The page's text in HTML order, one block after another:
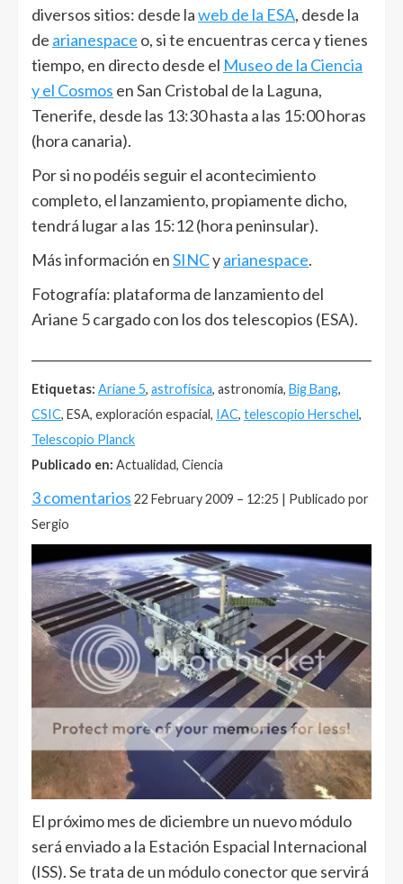
diversos sitios: desde laweb de la ESA, desde la
de arianespace o, si te encuentras cerca y tienes
tiempo, en directo desde el Museo de la Ciencia
y el Cosmos en San Cristobal de la Laguna,
Tenerife, desde las 13:30 hasta a las 15:00 horas
(hora canaria).
Por si no podéis seguir el acontecimiento
completo, el lanzamiento, propiamente dicho,
tendrá lugar a las 15:12 (hora peninsular).
Más información enSINCyarianespace.
Fotografía: plataforma de lanzamiento del
Ariane 5 cargado con los dos telescopios (ESA).
Etiquetas: Ariane 5, astrofísica, astronomía, Big Bang,
CSIC, ESA, exploración espacial, IAC, telescopio Herschel,
Telescopio Planck
Publicado en: Actualidad, Ciencia
3 comentarios 22 February 2009 – 12:25 | Publicado por
Sergio
El próximo mes de diciembre un nuevo módulo
será enviado a la Estación Espacial Internacional
(ISS). Se trata de un módulo conector que servirá